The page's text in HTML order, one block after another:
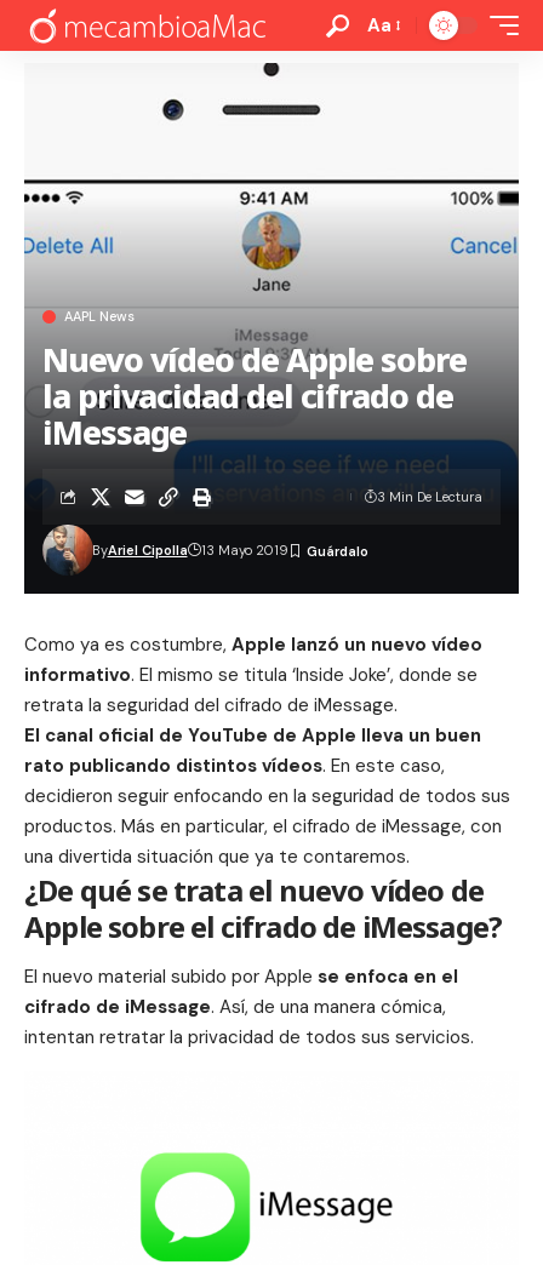
Aa
AAPL News
Nuevo vídeo de Apple sobre
la privacidad del cifrado de
iMessage
ByAriel Cipolla 13 Mayo 2019
3 Min De Lectura
Como ya es costumbre, Apple lanzó un nuevo vídeo
informativo. El mismo se titula ‘Inside Joke’, donde se
retrata la seguridad del cifrado de iMessage.
El canal oficial de YouTube de Apple lleva un buen
rato publicando distintos vídeos. En este caso,
decidieron seguir enfocando en la seguridad de todos sus
productos. Más en particular, el cifrado de iMessage, con
una divertida situación que ya te contaremos.
¿De qué se trata el nuevo vídeo de
Apple sobre el cifrado de iMessage?
El nuevo material subido por Apple se enfoca en el
cifrado de iMessage. Así, de una manera cómica,
intentan retratar la privacidad de todos sus servicios.